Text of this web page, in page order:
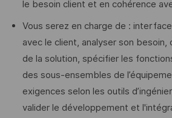
le besoin client et en cohérence
Vous serez en charge de :
avec le client, analyser son besoin,
de la solution, spécifier les
des sous-ensembles de
exigences selon les outils
valider le développement et